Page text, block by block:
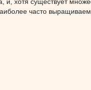
и, хотя существует
часто